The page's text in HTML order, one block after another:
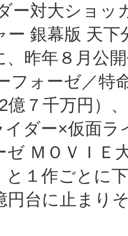
ー対大ショッ
ー 銀幕版 天下
昨年８月公
フォーゼ／特
億７千万円）
イダー×仮面ラ
ＭＯＶＩＥ
と１作ごとに
円台に止まり